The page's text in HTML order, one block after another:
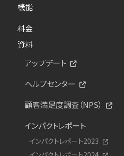
機能
料金
資料
アップデート
ヘルプセンター
顧客満足度調査（NPS）
インパクトレポート
インパクトレポート2023